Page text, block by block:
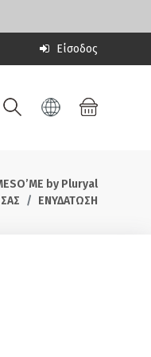
Είσοδος
by Pluryal
ΕΝΥΔΑΤΩΣΗ